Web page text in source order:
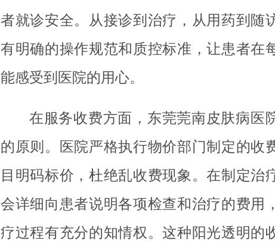
者就诊安全。从接诊到治疗，从用药到随
有明确的操作规范和质控标准，让患者在
能感受到医院的用心。
在服务收费方面，东莞莞南皮肤病医
的原则。医院严格执行物价部门制定的收
目明码标价，杜绝乱收费现象。在制定治
会详细向患者说明各项检查和治疗的费用
疗过程有充分的知情权。这种阳光透明的